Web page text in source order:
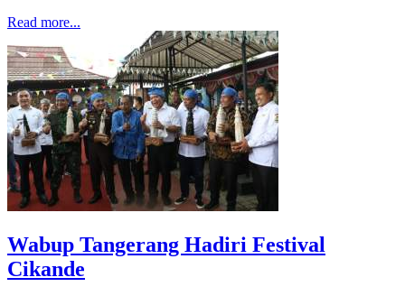
Read more...
Wabup Tangerang Hadiri Festival
Cikande